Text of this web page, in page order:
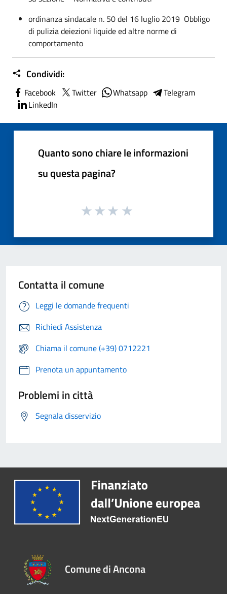
ordinanza sindacale n. 50 del 16 luglio 2019 Obbligo
di pulizia deiezioni liquide ed altre norme di
comportamento
Condividi:
Facebook Twitter Whatsapp
Telegram
LinkedIn
Quanto sono chiare le informazioni
su questa pagina?
Contatta il comune
Leggi le domande frequenti
Richiedi Assistenza
Chiama il comune (+39) 0712221
Prenota un appuntamento
Problemi in città
Segnala disservizio
Comune di Ancona